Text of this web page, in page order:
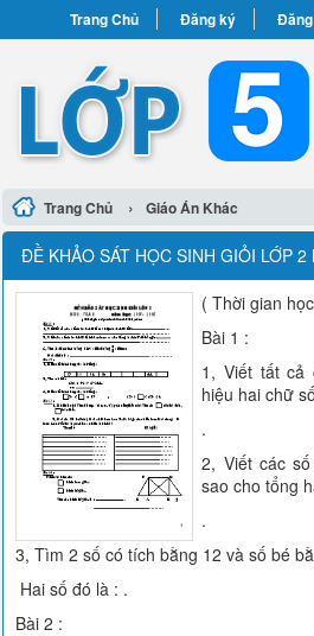
Trang Chủ Đăng ký
Trang Chủ › Giáo Án Khác
ĐỀ KHẢO SÁT HỌC SINH GIỎI LỚP 2
( Thời gian
Bài 1 :
1, Viết tất cả
hiệu hai chữ
.
2, Viết các
sao cho tổng
.
3, Tìm 2 số có tích bằng 12 và số bé
Hai số đó là : .
Bài 2 :